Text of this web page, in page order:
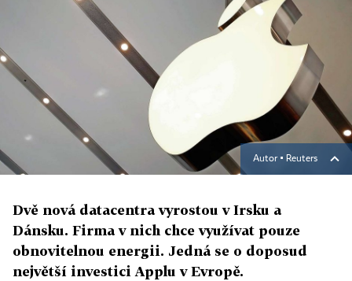
Autor ▪ Reuters
Dvě nová datacentra vyrostou v Irsku a
Dánsku. Firma v nich chce využívat pouze
obnovitelnou energii. Jedná se o doposud
největší investici Applu v Evropě.